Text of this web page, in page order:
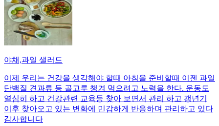
야채,과일 샐러드
이제 우리는 건강을 생각해야 할때 아침을 준비할때 이젠 과일
단백질 견과류 등 골고루 챙겨 먹으려고 노력을 한다. 운동도
열심히 하고 건강관련 교육등 찾아 보면서 관리 하고 갱년기
이후 찾아오고 있는 변화에 민감하게 반응하며 관리하고 있다
감사합니다